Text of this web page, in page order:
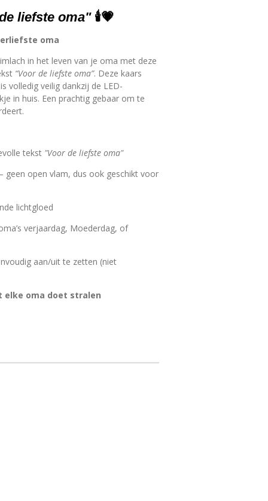
liefste oma"🕯️💗
oma
in het leven van je oma met deze
“Voor de liefste oma”. Deze kaars
volledig veilig dankzij de LED-
in huis. Een prachtig gebaar om te
tekst "Voor de liefste oma"
geen open vlam, dus ook geschikt voor
lichtgloed
verjaardag, Moederdag, of
aan/uit te zetten (niet
elke oma doet stralen